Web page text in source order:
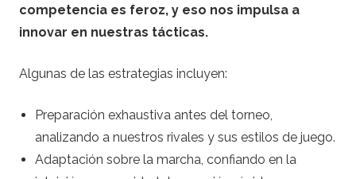
competencia es feroz, y eso nos impulsa a
innovar en nuestras tácticas.
Algunas de las estrategias incluyen:
Preparación exhaustiva antes del torneo,
analizando a nuestros rivales y sus estilos de juego.
Adaptación sobre la marcha, confiando en la